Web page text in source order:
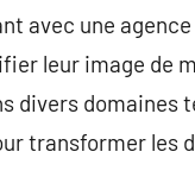
avec une
leur image de
divers domaines
transformer les